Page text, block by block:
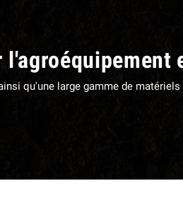
qu'une large gamme de